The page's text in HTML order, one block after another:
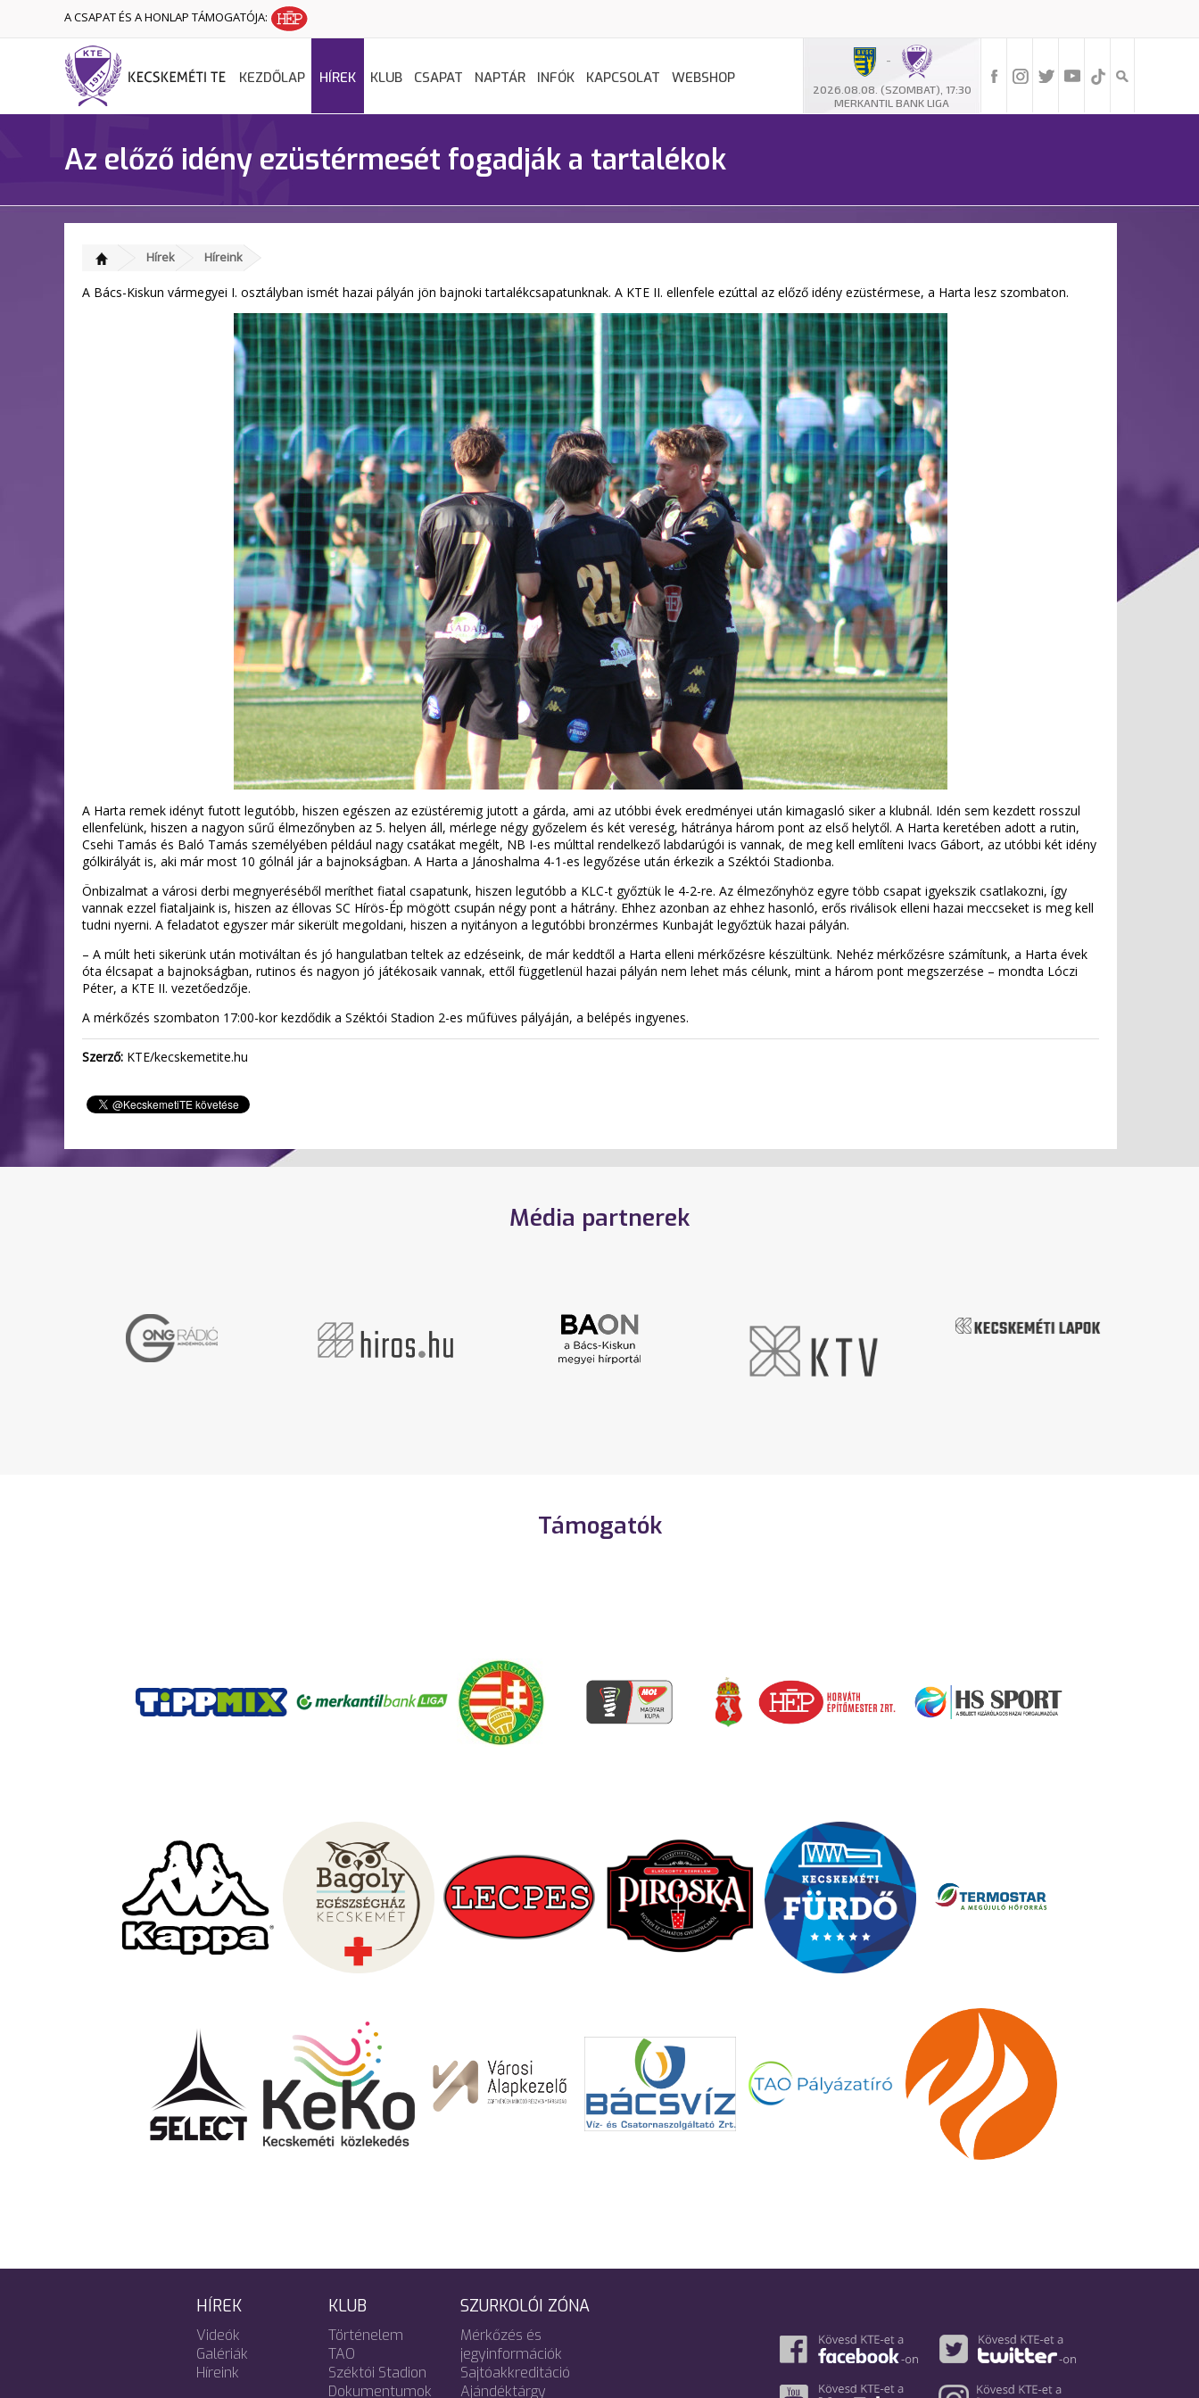
A CSAPAT ÉS A HONLAP TÁMOGATÓJA:
-
2026.08.08. (SZOMBAT), 17:30
MERKANTIL BANK LIGA
KEZDŐLAP HÍREK KLUB CSAPAT NAPTÁR INFÓK KAPCSOLAT WEBSHOP
Az előző idény ezüstérmesét fogadják a tartalékok
Hírek Híreink
A Bács-Kiskun vármegyei I. osztályban ismét hazai pályán jön bajnoki tartalékcsapatunknak. A KTE II. ellenfele ezúttal az előző idény ezüstérmese, a Harta lesz szombaton.
A Harta remek idényt futott legutóbb, hiszen egészen az ezüstéremig jutott a gárda, ami az utóbbi évek eredményei után kimagasló siker a klubnál. Idén sem kezdett rosszul
ellenfelünk, hiszen a nagyon sűrű élmezőnyben az 5. helyen áll, mérlege négy győzelem és két vereség, hátránya három pont az első helytől. A Harta keretében adott a rutin,
Csehi Tamás és Baló Tamás személyében például nagy csatákat megélt, NB I-es múlttal rendelkező labdarúgói is vannak, de meg kell említeni Ivacs Gábort, az utóbbi két idény
gólkirályát is, aki már most 10 gólnál jár a bajnokságban. A Harta a Jánoshalma 4-1-es legyőzése után érkezik a Széktói Stadionba.
Önbizalmat a városi derbi megnyeréséből meríthet fiatal csapatunk, hiszen legutóbb a KLC-t győztük le 4-2-re. Az élmezőnyhöz egyre több csapat igyekszik csatlakozni, így
vannak ezzel fiataljaink is, hiszen az éllovas SC Hírös-Ép mögött csupán négy pont a hátrány. Ehhez azonban az ehhez hasonló, erős riválisok elleni hazai meccseket is meg kell
tudni nyerni. A feladatot egyszer már sikerült megoldani, hiszen a nyitányon a legutóbbi bronzérmes Kunbaját legyőztük hazai pályán.
– A múlt heti sikerünk után motiváltan és jó hangulatban teltek az edzéseink, de már keddtől a Harta elleni mérkőzésre készültünk. Nehéz mérkőzésre számítunk, a Harta évek
óta élcsapat a bajnokságban, rutinos és nagyon jó játékosaik vannak, ettől függetlenül hazai pályán nem lehet más célunk, mint a három pont megszerzése – mondta Lóczi
Péter, a KTE II. vezetőedzője.
A mérkőzés szombaton 17:00-kor kezdődik a Széktói Stadion 2-es műfüves pályáján, a belépés ingyenes.
Szerző: KTE/kecskemetite.hu
Média partnerek
Támogatók
HÍREK
Videók
Galériák
Híreink
KLUB
Történelem
TAO
Széktói Stadion
Dokumentumok
SZURKOLÓI ZÓNA
Mérkőzés és
jegyinformációk
Sajtóakkreditáció
Ajándéktárgy